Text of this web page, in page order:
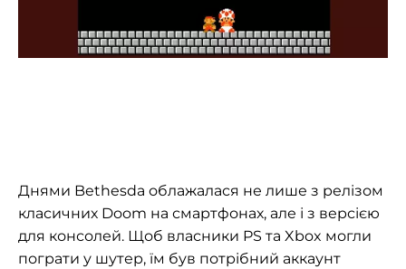
Днями Bethesda облажалася не лише з релізом
класичних Doom на смартфонах, але і з версією
для консолей. Щоб власники PS та Xbox могли
пограти у шутер, їм був потрібний аккаунт